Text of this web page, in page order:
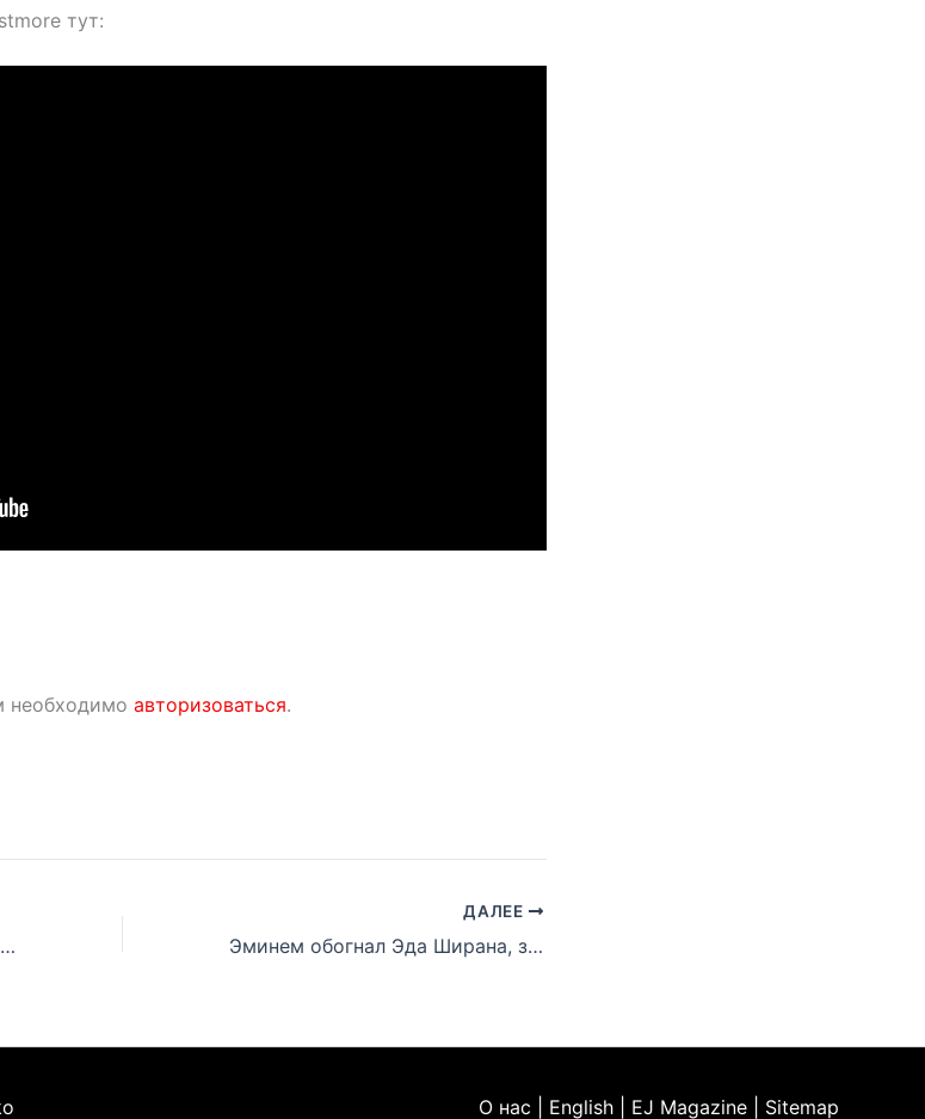
тут:
необходимо авторизоваться.
Альбом Mount Westmore с треком Эминема выйдет в следующем месяце
ДАЛЕЕ
Эминем обогнал Эда Ширана, заняв 5-е место по количеству подписчиков на YouTube
О нас | English | EJ Magazine | Sitemap